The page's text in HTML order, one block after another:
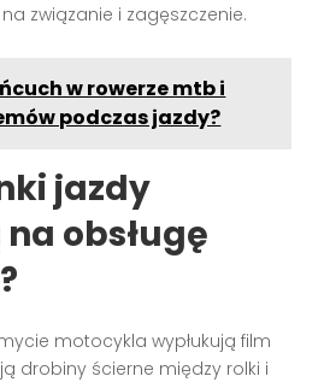
związanie i zagęszczenie.
w rowerze mtb i
podczas jazdy?
jazdy
obsługę
motocykla wypłukują film
drobiny ścierne między rolki i